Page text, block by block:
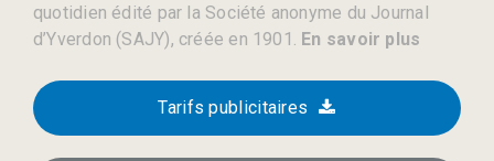
quotidien édité par la Société anonyme du Journal
d’Yverdon (SAJY), créée en 1901. En savoir plus
Tarifs publicitaires